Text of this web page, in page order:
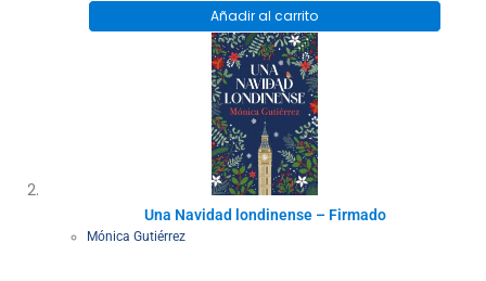
Añadir al carrito
Una Navidad londinense – Firmado
Mónica Gutiérrez